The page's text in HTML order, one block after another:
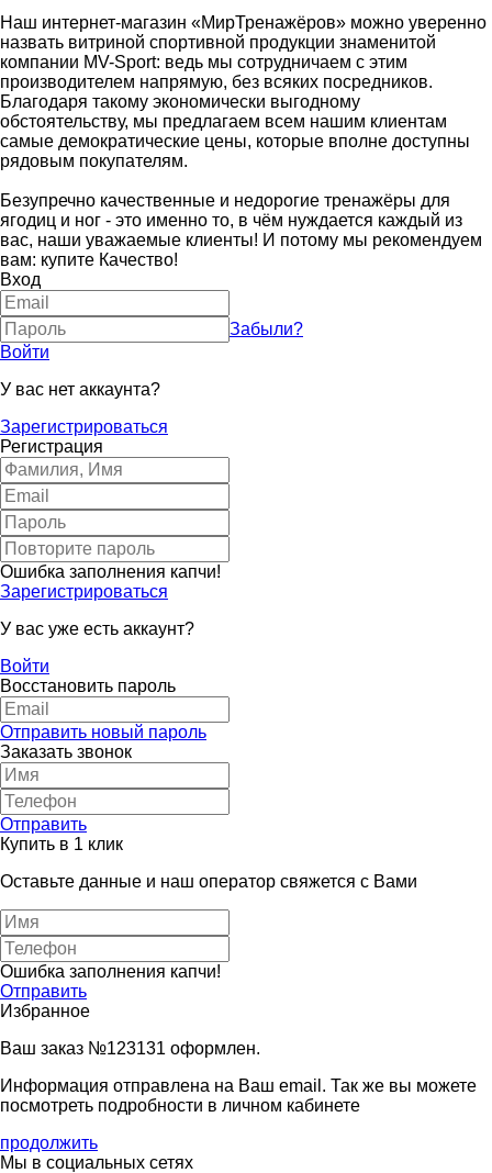
Наш интернет-магазин «МирТренажёров» можно уверенно
назвать витриной спортивной продукции знаменитой
компании MV-Sport: ведь мы сотрудничаем с этим
производителем напрямую, без всяких посредников.
Благодаря такому экономически выгодному
обстоятельству, мы предлагаем всем нашим клиентам
самые демократические цены, которые вполне доступны
рядовым покупателям.
Безупречно качественные и недорогие тренажёры для
ягодиц и ног - это именно то, в чём нуждается каждый из
вас, наши уважаемые клиенты! И потому мы рекомендуем
вам: купите Качество!
Вход
Забыли?
Войти
У вас нет аккаунта?
Зарегистрироваться
Регистрация
Ошибка заполнения капчи!
Зарегистрироваться
У вас уже есть аккаунт?
Войти
Восстановить пароль
Отправить новый пароль
Заказать звонок
Отправить
Купить в 1 клик
Оставьте данные и наш оператор свяжется с Вами
Ошибка заполнения капчи!
Отправить
Избранное
Ваш заказ №123131 оформлен.
Информация отправлена на Ваш email. Так же вы можете
посмотреть подробности в личном кабинете
продолжить
Мы в социальных сетях